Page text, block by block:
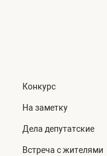
Конкурс
На заметку
Дела депутатские
Встреча с жителями